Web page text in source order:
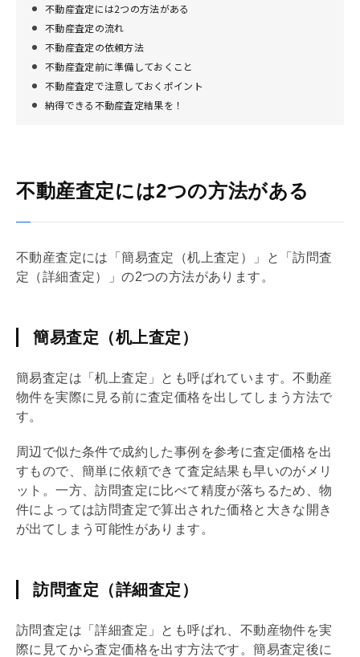
不動産査定には2つの方法がある
不動産査定の流れ
不動産査定の依頼方法
不動産査定前に準備しておくこと
不動産査定で注意しておくポイント
納得できる不動産査定結果を！
不動産査定には2つの方法がある
不動産査定には「簡易査定（机上査定）」と「訪問査
定（詳細査定）」の2つの方法があります。
簡易査定（机上査定）
簡易査定は「机上査定」とも呼ばれています。不動産
物件を実際に見る前に査定価格を出してしまう方法で
す。
周辺で似た条件で成約した事例を参考に査定価格を出
すもので、簡単に依頼できて査定結果も早いのがメリ
ット。一方、訪問査定に比べて精度が落ちるため、物
件によっては訪問査定で算出された価格と大きな開き
が出てしまう可能性があります。
訪問査定（詳細査定）
訪問査定は「詳細査定」とも呼ばれ、不動産物件を実
際に見てから査定価格を出す方法です。簡易査定後に